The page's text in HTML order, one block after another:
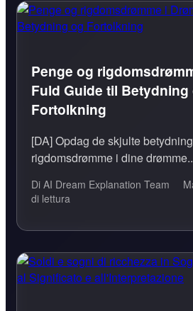
Penge og
Fuld Guide til Betydning
Fortolkning
[DA] Opdag de skjulte
rigdomsdrømme i dine
Di AI Dream Explanation Team
di lettura